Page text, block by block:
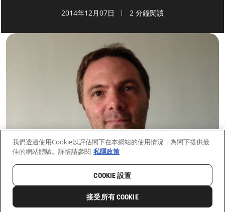
0 分享
2014年12月07日 2 分鐘閱讀
首頁最新動向前線新聞與故事
我們透過使用Cookie以評估閣下在本網站的使用情況，為閣下提供最
佳的網站體驗。詳情請參閱 私隱政策
COOKIE 設置
接受所有 COOKIE